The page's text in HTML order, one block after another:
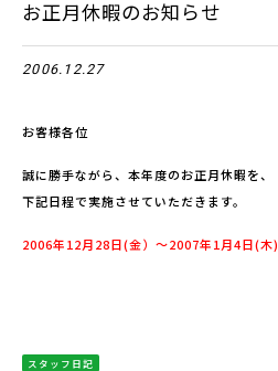
お正月休暇のお知らせ
2006.12.27
お客様各位
誠に勝手ながら、本年度のお正月休暇を、
下記日程で実施させていただきます。
2006年12月28日(金）〜2007年1月4日(木)
スタッフ日記